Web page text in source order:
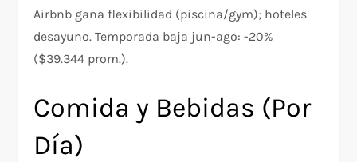
Airbnb gana flexibilidad (piscina/gym); hoteles
desayuno. Temporada baja jun-ago: -20%
($39.344 prom.).
Comida y Bebidas (Por
Día)